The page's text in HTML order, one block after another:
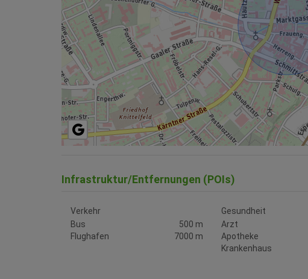
Infrastruktur/Entfernungen (POIs)
Verkehr
Bus
500 m
Flughafen
7000 m
Gesundheit
Arzt
Apotheke
Krankenhaus